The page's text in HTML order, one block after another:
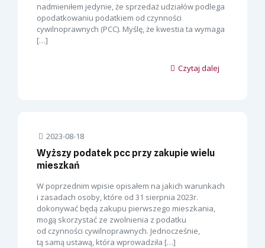
nadmieniłem jedynie, że sprzedaż udziałów podlega
opodatkowaniu podatkiem od czynności
cywilnoprawnych (PCC). Myślę, że kwestia ta wymaga
[…]
Czytaj dalej
2023-08-18
Wyższy podatek pcc przy zakupie wielu
mieszkań
W poprzednim wpisie opisałem na jakich warunkach
i zasadach osoby, które od 31 sierpnia 2023r.
dokonywać będą zakupu pierwszego mieszkania,
mogą skorzystać ze zwolnienia z podatku
od czynności cywilnoprawnych. Jednocześnie,
tą samą ustawą, która wprowadziła […]